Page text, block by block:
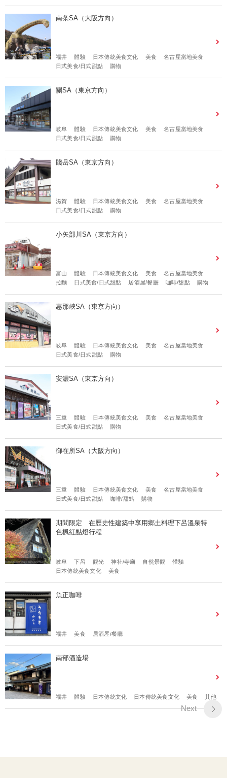
南条SA（大阪方向）
福井 體驗 日本傳統美食文化 美食
名古屋當地美食
日式美食/日式甜點
購物
關SA（東京方向）
岐阜 體驗 日本傳統美食文化 美食
名古屋當地美食
日式美食/日式甜點
購物
賤岳SA（東京方向）
滋賀 體驗 日本傳統美食文化 美食
名古屋當地美食
日式美食/日式甜點
購物
小矢部川SA（東京方向）
富山 體驗 日本傳統美食文化 美食
名古屋當地美食
拉麵
日式美食/日式甜點 居酒屋/餐廳 咖啡/甜點 購物
惠那峽SA（東京方向）
岐阜 體驗 日本傳統美食文化 美食
名古屋當地美食
日式美食/日式甜點
購物
安濃SA（東京方向）
三重 體驗 日本傳統美食文化 美食
名古屋當地美食
日式美食/日式甜點
購物
御在所SA（大阪方向）
三重 體驗 日本傳統美食文化 美食
名古屋當地美食
日式美食/日式甜點
咖啡/甜點 購物
期間限定 在歷史性建築中享用鄉土料理下呂溫泉特
色楓紅點燈行程
岐阜 下呂 觀光 神社/寺廟 自然景觀
體驗
日本傳統美食文化
美食
魚正咖啡
福井 美食 居酒屋/餐廳
南部酒造場
福井 體驗 日本傳統文化 日本傳統美食文化 美食 其他
Next